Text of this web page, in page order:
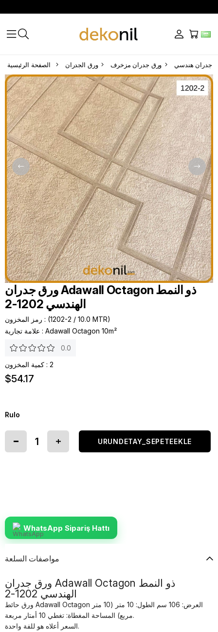
ورق الجدران ورق جدران مزخرف جدران هندسي
ورق جدران Adawall Octagon ذو النمط
الهندسي 1202-2
رمز المخزون
(1202-2 / 10.0 MTR)
علامة تجارية : Adawall Octagon 10m²
0.0
كمية المخزون : 2
$54.17
Rulo
WhatsApp Sipariş Hattı
مواصفات السلعة
ورق جدران Adawall Octagon ذو النمط
الهندسي 1202-2
ورق حائط Adawall Octagon العرض: 106 سم الطول: 10 متر (10 متر
مربع) المساحة المغطاة: تغطي 10 أمتار مربعة.
السعر أعلاه هو للفة واحدة.